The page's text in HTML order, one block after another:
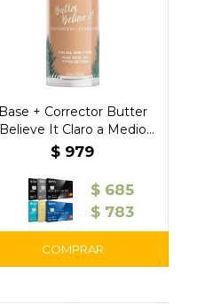
Base + Corrector Butter
Believe It Claro a Medio
(Light to Medium) -
$ 979
$ 685
$ 783